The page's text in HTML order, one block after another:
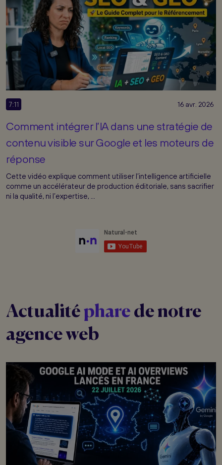
7:11 16 avr. 2026
Comment intégrer l’IA dans une stratégie de
contenu visible sur Google et les moteurs de
réponse
Cette vidéo explique comment utiliser l’intelligence artificielle
comme un accélérateur de production éditoriale, sans sacrifier
ni la qualité, ni l’expertise, ...
Actualitéphare de notre
agence web